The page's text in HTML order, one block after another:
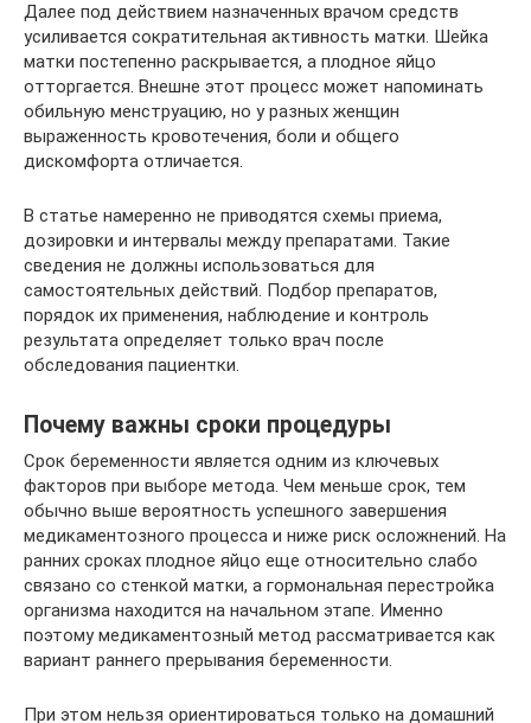
Далее под действием назначенных врачом средств
усиливается сократительная активность матки. Шейка
матки постепенно раскрывается, а плодное яйцо
отторгается. Внешне этот процесс может напоминать
обильную менструацию, но у разных женщин
выраженность кровотечения, боли и общего
дискомфорта отличается.
В статье намеренно не приводятся схемы приема,
дозировки и интервалы между препаратами. Такие
сведения не должны использоваться для
самостоятельных действий. Подбор препаратов,
порядок их применения, наблюдение и контроль
результата определяет только врач после
обследования пациентки.
Почему важны сроки процедуры
Срок беременности является одним из ключевых
факторов при выборе метода. Чем меньше срок, тем
обычно выше вероятность успешного завершения
медикаментозного процесса и ниже риск осложнений. На
ранних сроках плодное яйцо еще относительно слабо
связано со стенкой матки, а гормональная перестройка
организма находится на начальном этапе. Именно
поэтому медикаментозный метод рассматривается как
вариант раннего прерывания беременности.
При этом нельзя ориентироваться только на домашний